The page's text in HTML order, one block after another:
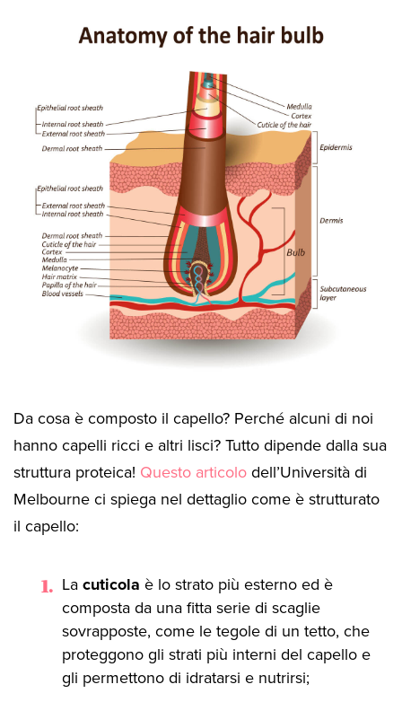
Da cosa è composto il capello? Perché alcuni di noi
hanno capelli ricci e altri lisci? Tutto dipende dalla sua
struttura proteica! Questo articolo dell’Università di
Melbourne ci spiega nel dettaglio come è strutturato
il capello:
La cuticola è lo strato più esterno ed è
composta da una fitta serie di scaglie
sovrapposte, come le tegole di un tetto, che
proteggono gli strati più interni del capello e
gli permettono di idratarsi e nutrirsi;